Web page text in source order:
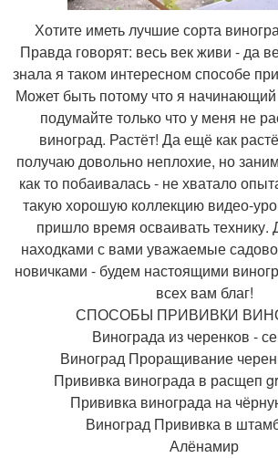
Хотите иметь лучшие сорта
Правда говорят: весь век живи - да
знала я таком интересном способе
Может быть потому что я
подумайте только что у меня не
виноград. Растёт! Да ещё как
получаю довольно неплохие, но
как то побаивалась - не хватало
такую хорошую коллекцию видео-
пришло время осваивать
находками с вами уважаемые
новичками - будем настоящими
всех вам благ!
СПОСОБЫ ПРИВИВКИ
Винограда из черенков -
Виноград Проращивание
Прививка винограда в расщеп
Прививка винограда на
Виноград Прививка в
Алёнамир